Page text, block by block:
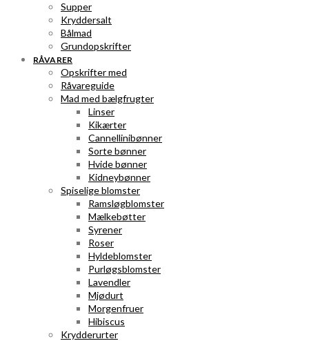
Supper
Kryddersalt
Bålmad
Grundopskrifter
RÅVARER
Opskrifter med
Råvareguide
Mad med bælgfrugter
Linser
Kikærter
Cannellinibønner
Sorte bønner
Hvide bønner
Kidneybønner
Spiselige blomster
Ramsløgblomster
Mælkebøtter
Syrener
Roser
Hyldeblomster
Purløgsblomster
Lavendler
Mjødurt
Morgenfruer
Hibiscus
Krydderurter